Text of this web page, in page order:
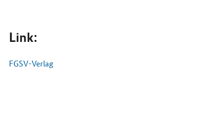
Link:
FGSV-Verlag